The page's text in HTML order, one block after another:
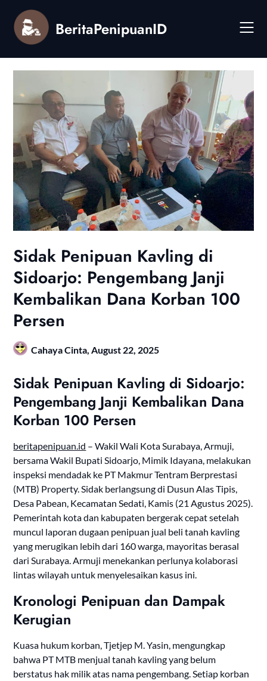
content
BeritaPenipuanID
Sidak Penipuan Kavling di
Sidoarjo: Pengembang Janji
Kembalikan Dana Korban 100
Persen
Cahaya Cinta, August 22, 2025
Sidak Penipuan Kavling di Sidoarjo:
Pengembang Janji Kembalikan Dana
Korban 100 Persen
beritapenipuan.id – Wakil Wali Kota Surabaya, Armuji,
bersama Wakil Bupati Sidoarjo, Mimik Idayana, melakukan
inspeksi mendadak ke PT Makmur Tentram Berprestasi
(MTB) Property. Sidak berlangsung di Dusun Alas Tipis,
Desa Pabean, Kecamatan Sedati, Kamis (21 Agustus 2025).
Pemerintah kota dan kabupaten bergerak cepat setelah
muncul laporan dugaan penipuan jual beli tanah kavling
yang merugikan lebih dari 160 warga, mayoritas berasal
dari Surabaya. Armuji menekankan perlunya kolaborasi
lintas wilayah untuk menyelesaikan kasus ini.
Kronologi Penipuan dan Dampak
Kerugian
Kuasa hukum korban, Tjetjep M. Yasin, mengungkap
bahwa PT MTB menjual tanah kavling yang belum
berstatus hak milik atas nama pengembang. Setiap korban